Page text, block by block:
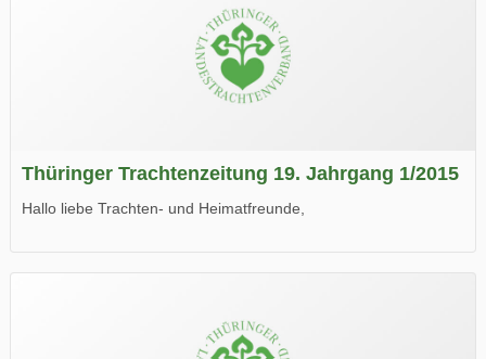
Thüringer Trachtenzeitung 19. Jahrgang 1/2015
Hallo liebe Trachten- und Heimatfreunde,
Wir wünschen Euch viel Spaß beim Lesen.